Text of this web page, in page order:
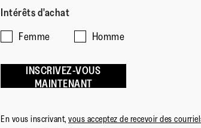
Intérêts d'achat
Femme
Homme
INSCRIVEZ-VOUS
MAINTENANT
En vous inscrivant, vous acceptez de recevoir des